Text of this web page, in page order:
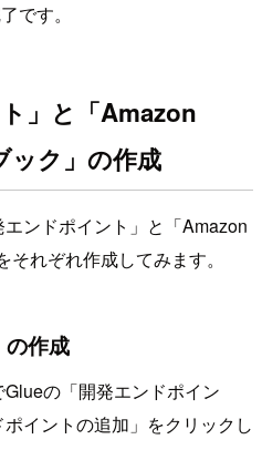
です。
」と「Amazon
ック」の作成
ンドポイント」と「Amazon
れぞれ作成してみます。
の作成
の「開発エンドポイン
イントの追加」をクリックし